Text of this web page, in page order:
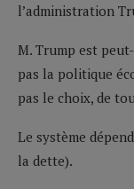
l’administration
M. Trump est
pas la politique
pas le choix, de
Le système
la dette).